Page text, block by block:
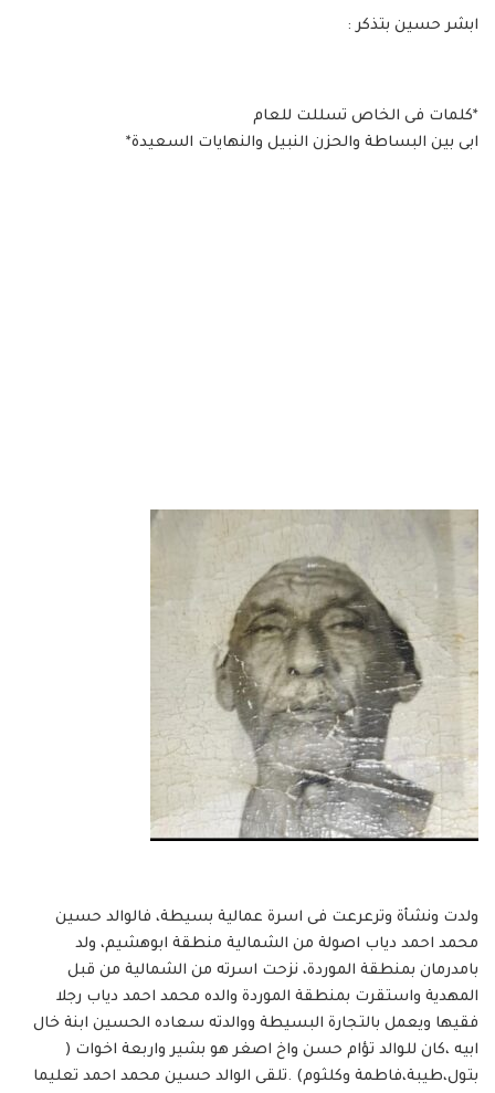
ابشر حسين بتذكر :
*كلمات فى الخاص تسللت للعام
ابى بين البساطة والحزن النبيل والنهايات السعيدة*
ولدت ونشأة وترعرعت فى اسرة عمالية بسيطة، فالوالد حسين
محمد احمد دياب اصولة من الشمالية منطقة ابوهشيم، ولد
بامدرمان بمنطقة الموردة، نزحت اسرته من الشمالية من قبل
المهدية واستقرت بمنطقة الموردة والده محمد احمد دياب رجلا
فقيها ويعمل بالتجارة البسيطة ووالدته سعاده الحسين ابنة خال
ابيه ،كان للوالد تؤام حسن واخ اصغر هو بشير واربعة اخوات (
بتول،طيبة،فاطمة وكلثوم) .تلقى الوالد حسين محمد احمد تعليما